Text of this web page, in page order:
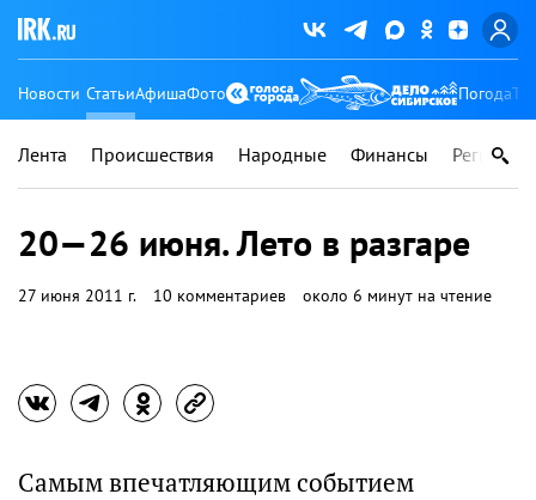
Новости СтатьиАфишаФото Погода
Лента Происшествия Народные Финансы Регионы
20—26 июня. Лето в разгаре
27 июня 2011 г. 10 комментариев около 6 минут на чтение
Самым впечатляющим событием